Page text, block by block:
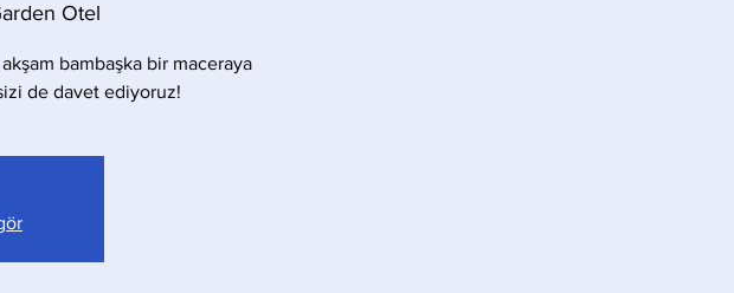
Otel
bambaşka bir maceraya
de davet ediyoruz!